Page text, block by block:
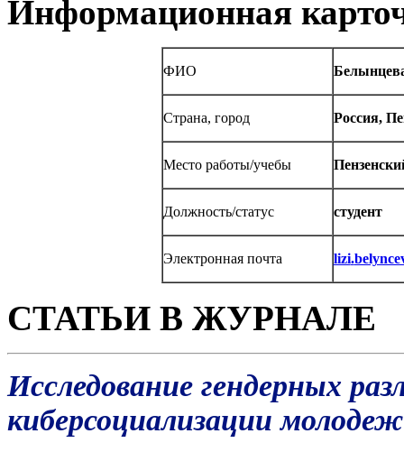
Информационная
ФИО
Страна, город Россия,
Место работы/учебы
Должность/статус студент
Электронная почта lizi.
СТАТЬИ В ЖУРНАЛЕ
Исследование гендерных
киберсоциализации